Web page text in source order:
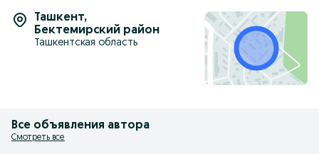
Ташкент,
Бектемирский район
Ташкентская область
Все объявления автора
Смотреть все